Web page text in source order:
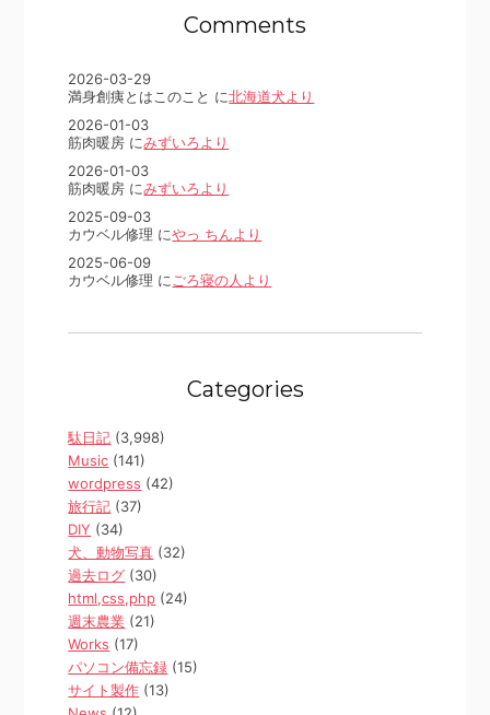
Comments
2026-03-29
満身創痍とはこのこと に北海道犬より
2026-01-03
筋肉暖房 にみずいろより
2026-01-03
筋肉暖房 にみずいろより
2025-09-03
カウベル修理 にやっ ちんより
2025-06-09
カウベル修理 に ごろ寝の人より
Categories
駄日記 (3,998)
Music (141)
wordpress (42)
旅行記 (37)
DIY (34)
犬、動物写真 (32)
過去ログ (30)
html,css,php (24)
週末農業 (21)
Works (17)
パソコン備忘録 (15)
サイト製作 (13)